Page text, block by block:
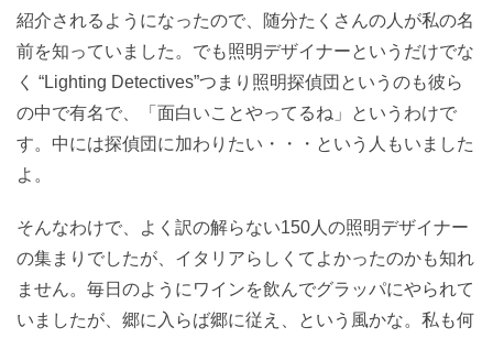
紹介されるようになったので、随分たくさんの人が私の名
前を知っていました。でも照明デザイナーというだけでな
く “Lighting Detectives”つまり照明探偵団というのも彼ら
の中で有名で、「面白いことやってるね」というわけで
す。中には探偵団に加わりたい・・・という人もいました
よ。
そんなわけで、よく訳の解らない150人の照明デザイナー
の集まりでしたが、イタリアらしくてよかったのかも知れ
ません。毎日のようにワインを飲んでグラッパにやられて
いましたが、郷に入らば郷に従え、という風かな。私も何